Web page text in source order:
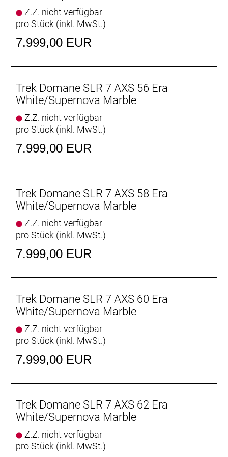
Geschlecht: Uni
Rahmen: 800 Series OCLV Carbon, IsoSpeed,
integriertes Staufach, konisches Steuerrohr, interne
Zugführung, 3S-Kettenführung, Schutzblechösen,
Rahmengröße: 52
Rahmenmaterial: Carbon
Gangschaltung: SRAM Force AXS, max. 36 Z. an
größtem Ritzel
Schalthebel: SRAM Force AXS E1 // SRAM Force
Hinterradbremse: SRAM Paceline X, abgerundet,
Centerlock, 160 mm
Max. Bremsscheibendu
Centerlock, 160 mm
Max. Bremsscheibendu
Reifen: Bontrager Kwaremont RSL TLR, Tubeless-
Ready, faltbarer Wulstkern, Race Dual-Compound,
320 TPI, 700 x 32 mm
Schutzblechösen, Flat Mount-
Scheibenbremsaufnahme Carbonausfallenden,
12 x 100 mm-Steckachse
Schaltwerk vorne: SRAM Force AXS, Anlötversion
Z.Z. nicht verfügbar
pro Stück (inkl. MwSt.)
7.999,00 EUR
Trek Domane SLR 7 AXS 56 Era
White/Supernova Marble
Z.Z. nicht verfügbar
pro Stück (inkl. MwSt.)
7.999,00 EUR
Trek Domane SLR 7 AXS 58 Era
White/Supernova Marble
Z.Z. nicht verfügbar
pro Stück (inkl. MwSt.)
7.999,00 EUR
Trek Domane SLR 7 AXS 60 Era
White/Supernova Marble
Z.Z. nicht verfügbar
pro Stück (inkl. MwSt.)
7.999,00 EUR
Trek Domane SLR 7 AXS 62 Era
White/Supernova Marble
Z.Z. nicht verfügbar
pro Stück (inkl. MwSt.)